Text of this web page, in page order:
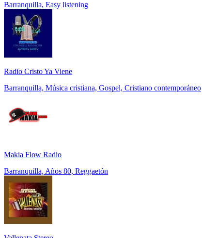
Barranquilla, Easy listening
Radio Cristo Ya Viene
Barranquilla, Música cristiana, Gospel, Cristiano contemporáneo
Makia Flow Radio
Barranquilla, Años 80, Reggaetón